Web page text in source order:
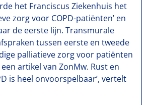
het Franciscus Ziekenhuis het
zorg voor COPD-patiënten’ en
de eerste lijn. Transmurale
tussen eerste en tweede
palliatieve zorg voor patiënten
artikel van ZonMw. Rust en
is heel onvoorspelbaar’, vertelt